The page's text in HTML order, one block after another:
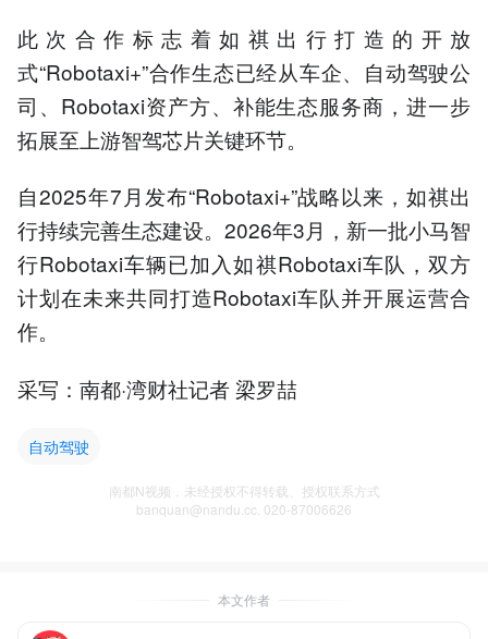
此次合作标志着如祺出行打造的开放
式“Robotaxi+”合作生态已经从车企、自动驾驶公
司、Robotaxi资产方、补能生态服务商，进一步
拓展至上游智驾芯片关键环节。
自2025年7月发布“Robotaxi+”战略以来，如祺出
行持续完善生态建设。2026年3月，新一批小马智
行Robotaxi车辆已加入如祺Robotaxi车队，双方
计划在未来共同打造Robotaxi车队并开展运营合
作。
采写：南都·湾财社记者 梁罗喆
自动驾驶
南都N视频，未经授权不得转载、授权联系方式
banquan@nandu.cc. 020-87006626
本文作者